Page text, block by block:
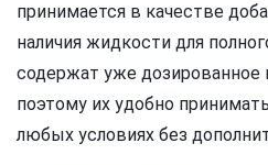
принимается в качестве
наличия жидкости для
содержат уже дозированное
поэтому их удобно
любых условиях без